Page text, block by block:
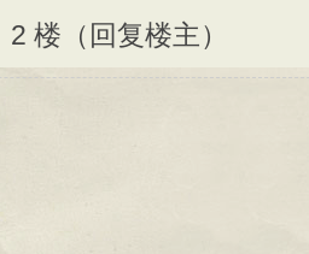
2 楼（回复楼主）